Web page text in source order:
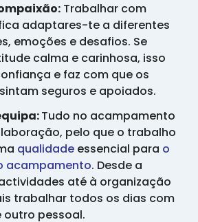
Trabalhar com
adaptares-te a diferentes
emoções e desafios. Se
calma e carinhosa, isso
e faz com que os
seguros e apoiados.
Tudo no acampamento
pelo que o trabalho
qualidade essencial para o
acampamento. Desde a
até à organização
trabalhar todos os dias com
outro pessoal.